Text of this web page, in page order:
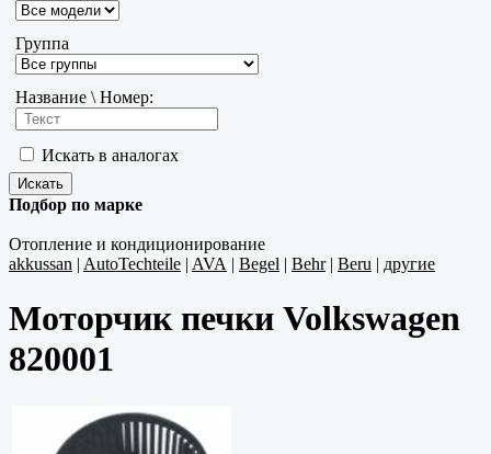
Группа
Название \ Номер:
Искать в аналогах
Подбор по марке
Отопление и кондиционирование
akkussan | AutoTechteile | AVA | Begel | Behr| Beru | другие
Моторчик печки Volkswagen
820001